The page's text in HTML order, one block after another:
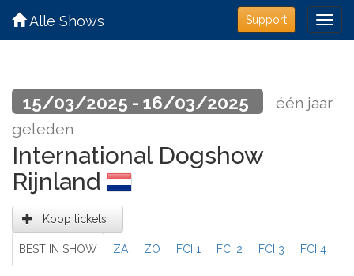
Support
Alle Shows
15/03/2025 - 16/03/2025
één jaar
geleden
International Dogshow
Rijnland
Koop tickets
BEST IN SHOW ZA ZO FCI 1 FCI 2 FCI 3 FCI 4